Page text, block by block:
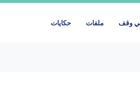
وقف ملفات حكايات